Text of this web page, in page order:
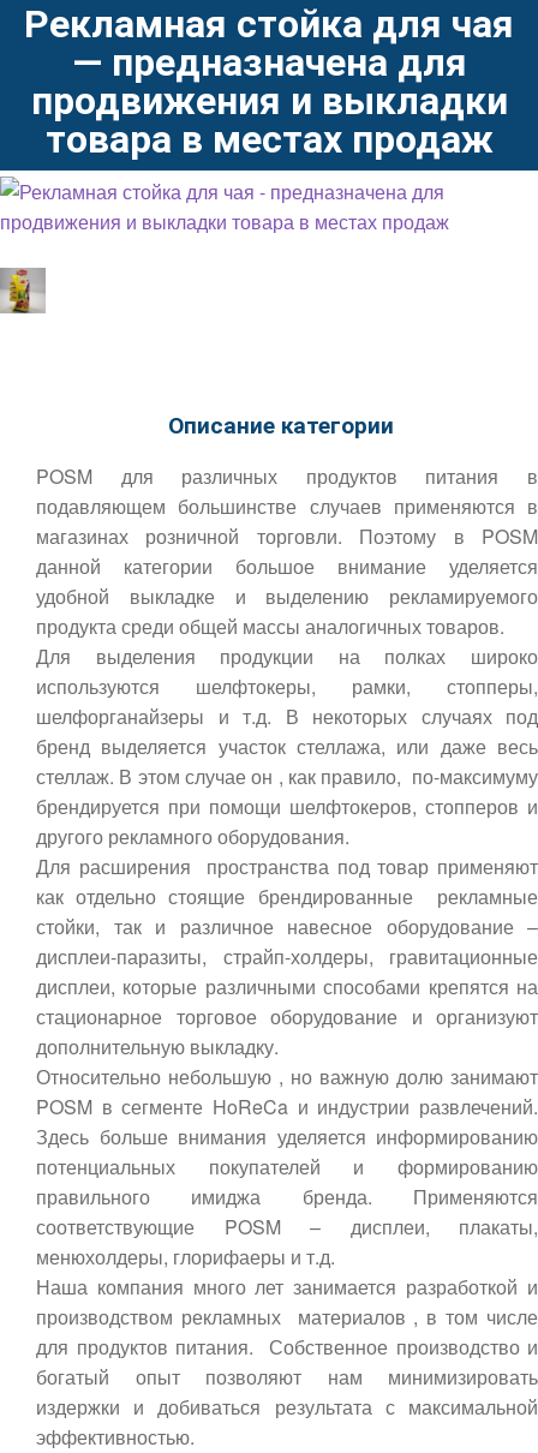
Рекламная стойка для чая
— предназначена для
продвижения и выкладки
товара в местах продаж
Описание категории
POSM для различных продуктов питания в
подавляющем большинстве случаев применяются в
магазинах розничной торговли. Поэтому в POSM
данной категории большое внимание уделяется
удобной выкладке и выделению рекламируемого
продукта среди общей массы аналогичных товаров.
Для выделения продукции на полках широко
используются шелфтокеры, рамки, стопперы,
шелфорганайзеры и т.д. В некоторых случаях под
бренд выделяется участок стеллажа, или даже весь
стеллаж. В этом случае он , как правило, по-максимуму
брендируется при помощи шелфтокеров, стопперов и
другого рекламного оборудования.
Для расширения пространства под товар применяют
как отдельно стоящие брендированные рекламные
стойки, так и различное навесное оборудование –
дисплеи-паразиты, страйп-холдеры, гравитационные
дисплеи, которые различными способами крепятся на
стационарное торговое оборудование и организуют
дополнительную выкладку.
Относительно небольшую , но важную долю занимают
POSM в сегменте HoReCa и индустрии развлечений.
Здесь больше внимания уделяется информированию
потенциальных покупателей и формированию
правильного имиджа бренда. Применяются
соответствующие POSM – дисплеи, плакаты,
менюхолдеры, глорифаеры и т.д.
Наша компания много лет занимается разработкой и
производством рекламных материалов , в том числе
для продуктов питания. Собственное производство и
богатый опыт позволяют нам минимизировать
издержки и добиваться результата с максимальной
эффективностью.